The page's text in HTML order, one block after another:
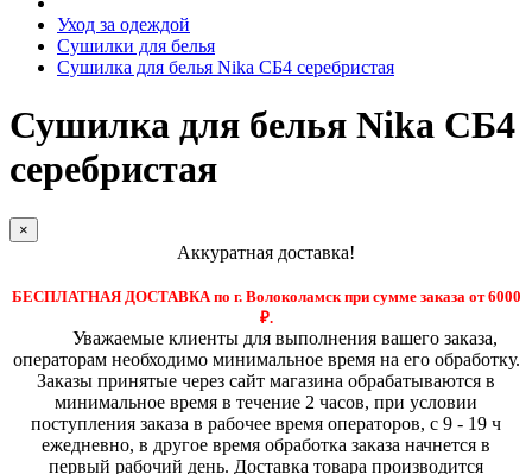
Уход за одеждой
Сушилки для белья
Сушилка для белья Nika СБ4 серебристая
Сушилка для белья Nika СБ4
серебристая
×
Аккуратная доставка!
БЕСПЛАТНАЯ ДОСТАВКА по г. Волоколамск при сумме заказа от 6000
₽.
Уважаемые клиенты для выполнения вашего заказа,
операторам необходимо минимальное время на его обработку.
Заказы принятые через сайт магазина обрабатываются в
минимальное время в течение 2 часов, при условии
поступления заказа в рабочее время операторов, с 9 - 19 ч
ежедневно, в другое время обработка заказа начнется в
первый рабочий день. Доставка товара производится